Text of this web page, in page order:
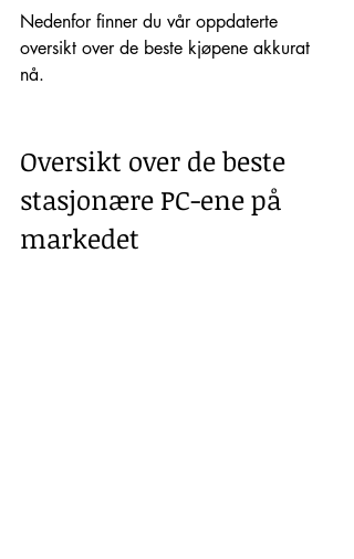
Nedenfor finner du vår oppdaterte
oversikt over de beste kjøpene akkurat
nå.
Oversikt over de beste
stasjonære PC-ene på
markedet